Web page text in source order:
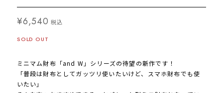
¥6,540 税込
SOLD OUT
ミニマム財布「and W」シリーズの待望の新作です！
「普段は財布としてガッツリ使いたいけど、スマホ財布でも使
いたい」